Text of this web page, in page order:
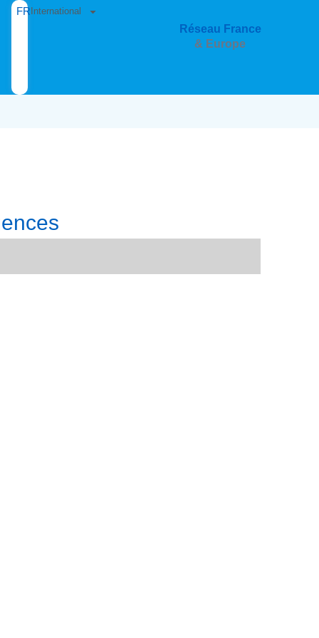
FR International
Réseau France
& Europe